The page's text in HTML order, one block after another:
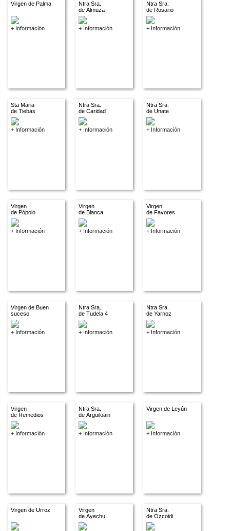
Virgen de Palma
+ Información
Ntra Sra.
de Almuza
+ Información
Ntra Sra.
de Rosario
+ Información
Sta Maria
de Tiebas
+ Información
Ntra Sra.
de Caridad
+ Información
Ntra Sra.
de Unate
+ Información
Virgen
de Pópolo
+ Información
Virgen
de Blanca
+ Información
Virgen
de Favores
+ Información
Virgen de Buen
suceso
+ Información
Ntra Sra.
de Tudela 4
+ Información
Ntra Sra.
de Yarnoz
+ Información
Virgen
de Remedios
+ Información
Ntra Sra.
de Arguiloain
+ Información
Virgen de Leyún
+ Información
Virgen de Urroz
Virgen
de Ayechu
Ntra Sra.
de Ozcoidi